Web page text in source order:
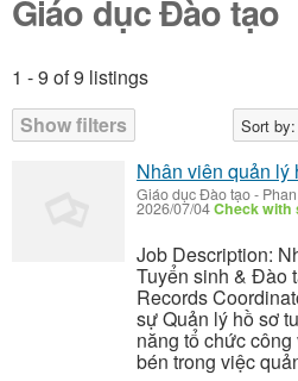
Giáo dục Đào tạo
1 - 9 of 9 listings
Show filters
Sort by:
Listings
Nhân viên quản lý
Giáo dục Đào tạo-
2026/07/04Check with
Job Description:
Tuyển sinh & Đào
Records
sự Quản lý hồ sơ
năng tổ chức
bén trong việc